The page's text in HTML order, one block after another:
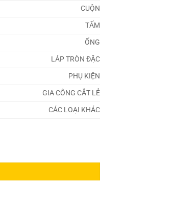
CUỘN
TẤM
ỐNG
LÁP TRÒN ĐẶC
PHỤ KIỆN
GIA CÔNG CẮT LẺ
CÁC LOẠI KHÁC